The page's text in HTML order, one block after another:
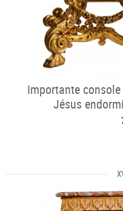
Importante console
Jésus